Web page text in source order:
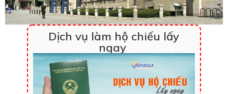
Dịch vụ làm hộ chiếu lấy
ngay